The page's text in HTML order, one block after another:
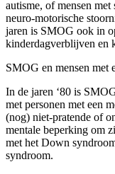
autisme, of mensen
neuro-motorische
jaren is SMOG ook in
kinderdagverblijven en
SMOG en mensen met
In de jaren ‘80 is
met personen met een
(nog) niet-pratende of
mentale beperking om
met het Down
syndroom.